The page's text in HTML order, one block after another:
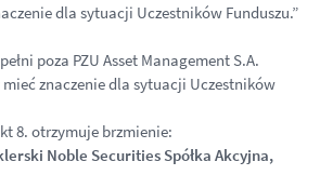
dla sytuacji Uczestników Funduszu.”
poza PZU Asset Management S.A.
znaczenie dla sytuacji Uczestników
8. otrzymuje brzmienie:
Noble Securities Spółka Akcyjna,